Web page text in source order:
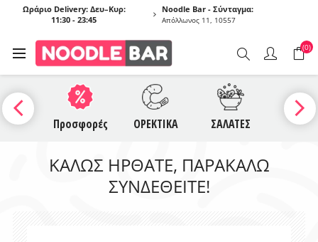
Ωράριο Delivery: Δευ–Κυρ:
11:30 - 23:45
Noodle Bar - Σύνταγμα:
Απόλλωνος 11, 10557
(0)
Προσφορές ΟΡΕΚΤΙΚΑ ΣΑΛΑΤΕΣ
ΚΑΛΏΣ ΉΡΘΑΤΕ, ΠΑΡΑΚΑΛΏ
ΣΥΝΔΕΘΕΊΤΕ!